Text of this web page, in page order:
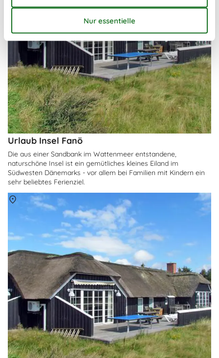
Urlaub Insel Fanö
Die aus einer Sandbank im Wattenmeer entstandene,
naturschöne Insel ist ein gemütliches kleines Eiland im
Südwesten Dänemarks - vor allem bei Familien mit Kindern ein
sehr beliebtes Ferienziel.
ÜberFanö